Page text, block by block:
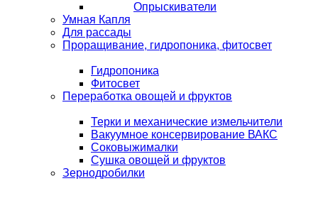
Опрыскиватели
Умная Капля
Для рассады
Проращивание, гидропоника, фитосвет
Гидропоника
Фитосвет
Переработка овощей и фруктов
Терки и механические измельчители
Вакуумное консервирование ВАКС
Соковыжималки
Сушка овощей и фруктов
Зернодробилки